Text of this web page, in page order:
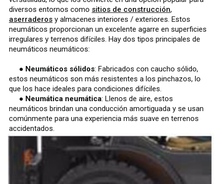
diversos entornos como sitios de construcción,
aserraderos y almacenes interiores / exteriores. Estos
neumáticos proporcionan un excelente agarre en superficies
irregulares y terrenos difíciles. Hay dos tipos principales de
neumáticos neumáticos:
● Neumáticos sólidos: Fabricados con caucho sólido,
estos neumáticos son más resistentes a los pinchazos, lo
que los hace ideales para condiciones difíciles.
● Neumática neumática: Llenos de aire, estos
neumáticos brindan una conducción amortiguada y se usan
comúnmente para una experiencia más suave en terrenos
accidentados.